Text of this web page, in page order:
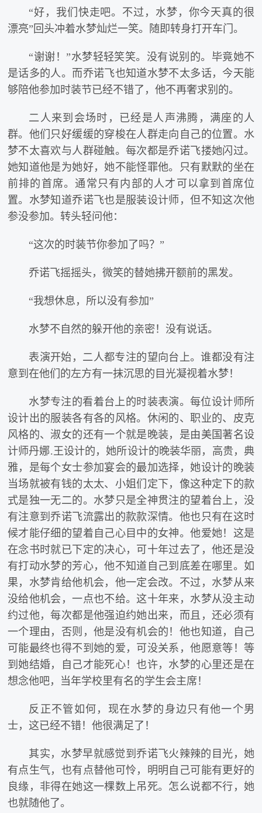
“好，我们快走吧。不过，水梦，你今天真的很
漂亮”回头冲着水梦灿烂一笑。随即转身打开车门。
“谢谢！”水梦轻轻笑笑。没有说别的。毕竟她不
是话多的人。而乔诺飞也知道水梦不太多话，今天能
够陪他参加时装节已经不错了，他不再奢求别的。
二人来到会场时，已经是人声沸腾，满座的人
群。他们只好缓缓的穿梭在人群走向自己的位置。水
梦不太喜欢与人群碰触。每次都是乔诺飞搂她闪过。
她知道他是为她好，她不能怪罪他。只有默默的坐在
前排的首席。通常只有内部的人才可以拿到首席位
置。水梦知道乔诺飞也是服装设计师，但不知这次他
参没参加。转头轻问他：
“这次的时装节你参加了吗？”
乔诺飞摇摇头，微笑的替她拂开额前的黑发。
“我想休息，所以没有参加”
水梦不自然的躲开他的亲密！没有说话。
表演开始，二人都专注的望向台上。谁都没有注
意到在他们的左方有一抹沉思的目光凝视着水梦！
水梦专注的看着台上的时装表演。每位设计师所
设计出的服装各有各的风格。休闲的、职业的、皮克
风格的、淑女的还有一个就是晚装，是由美国著名设
计师丹娜.王设计的，她所设计的晚装华丽，高贵，典
雅，是每个女士参加宴会的最加选择，她设计的晚装
当场就被有钱的太太、小姐们定下，像这种定下的款
式是独一无二的。水梦只是全神贯注的望着台上，没
有注意到乔诺飞流露出的款款深情。他也只有在这时
候才能仔细的望着自己心目中的女神。他爱她！这是
在念书时就已下定的决心，可十年过去了，他还是没
有打动水梦的芳心，他不知道自己到底差在哪里。如
果，水梦肯给他机会，他一定会改。不过，水梦从来
没给他机会，一点也不给。这十年来，水梦从没主动
约过他，每次都是他强迫约她出来，而且，还必须有
一个理由，否则，他是没有机会的！他也知道，自己
可能最终也得不到她的爱，可没关系，他愿意等！等
到她结婚，自己才能死心！也许，水梦的心里还是在
想念他吧，当年学校里有名的学生会主席！
反正不管如何，现在水梦的身边只有他一个男
士，这已经不错！他很满足了！
其实，水梦早就感觉到乔诺飞火辣辣的目光，她
有点生气，也有点替他可怜，明明自己可能有更好的
良缘，非得在她这一棵数上吊死。怎么说都不行，她
也就随他了。